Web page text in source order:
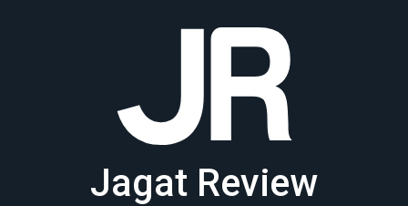
Jagat Review